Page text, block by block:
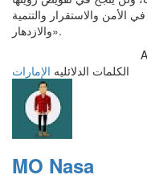
الأمن والاستقرار والتنمية
والازدهار».
الكلمات الدلائليه الإمارات
MO Nasa